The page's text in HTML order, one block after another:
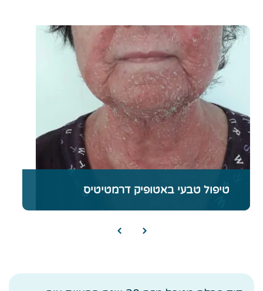
טיפול טבעי בפסוריאזיס
אוטואימונית, שמתבטאת בנגעים
דוד פרלה מטפל מזה 30 שנה בבעיות עור
ברפואה סינית, בעל תואר שני M.Sc ברפואה
סינית מסורתית, מומחה בטיפול בעור ואחראי
מזה 18 שנים על הרפואה המשלימה במחלקת
העור בבית החולים תל השומר - שנבחר לאחד
יש לך שאלה לדוד?